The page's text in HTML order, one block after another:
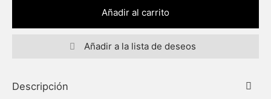
Añadir al carrito
Añadir a la lista de deseos
Descripción